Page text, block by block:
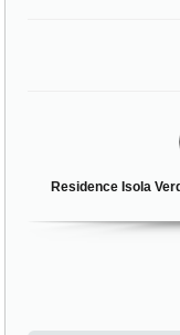
Residence Isola